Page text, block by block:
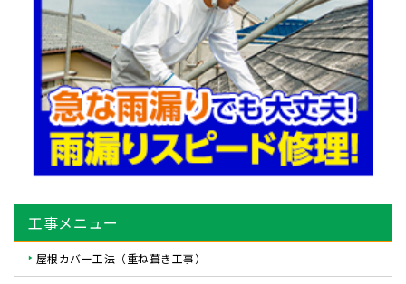
工事メニュー
屋根カバー工法（重ね葺き工事）